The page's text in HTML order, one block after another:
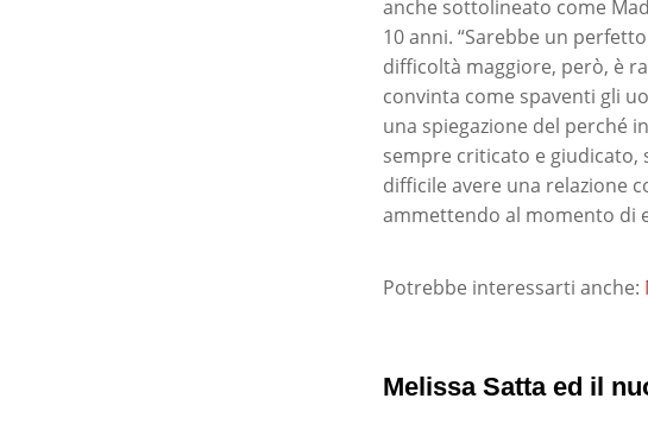
anche sottolineato come
10 anni. “Sarebbe un
difficoltà maggiore, però, è
convinta come spaventi gli
una spiegazione del perché
sempre criticato e
difficile avere una relazione
ammettendo al momento di
Potrebbe interessarti anche:
Melissa Satta ed il